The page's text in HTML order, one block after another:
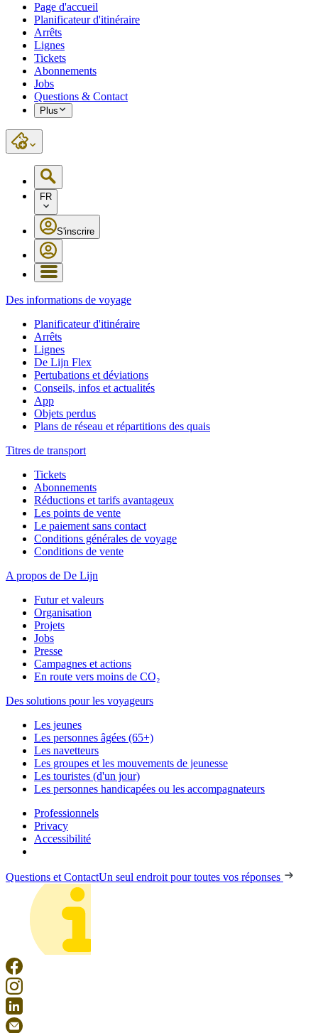
Page d'accueil
Planificateur d'itinéraire
Arrêts
Lignes
Tickets
Abonnements
Jobs
Questions & Contact
Plus
FR
S'inscrire
Des informations de voyage
Planificateur d'itinéraire
Arrêts
Lignes
De Lijn Flex
Pertubations et déviations
Conseils, infos et actualités
App
Objets perdus
Plans de réseau et répartitions des quais
Titres de transport
Tickets
Abonnements
Réductions et tarifs avantageux
Les points de vente
Le paiement sans contact
Conditions générales de voyage
Conditions de vente
A propos de De Lijn
Futur et valeurs
Organisation
Projets
Jobs
Presse
Campagnes et actions
En route vers moins de CO₂
Des solutions pour les voyageurs
Les jeunes
Les personnes âgées (65+)
Les navetteurs
Les groupes et les mouvements de jeunesse
Les touristes (d'un jour)
Les personnes handicapées ou les accompagnateurs
Professionnels
Privacy
Accessibilité
Questions et ContactUn seul endroit pour toutes vos réponses